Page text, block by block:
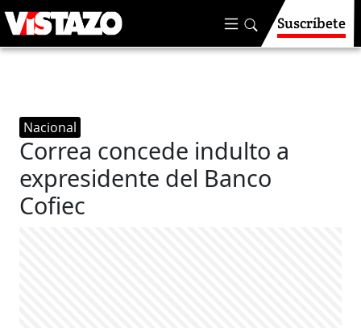
Suscríbete
Nacional
Correa concede indulto a
expresidente del Banco
Cofiec